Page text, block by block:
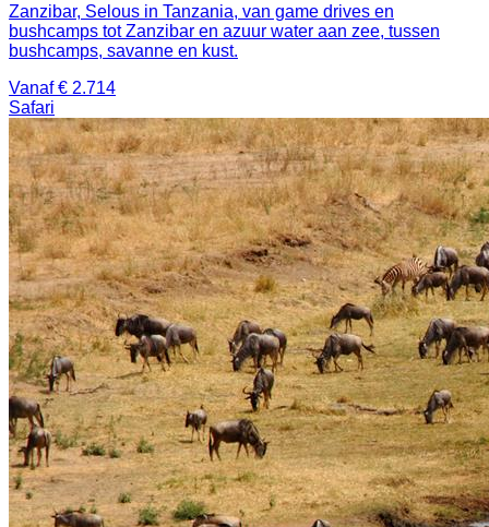
Zanzibar, Selous in Tanzania, van game drives en
bushcamps tot Zanzibar en azuur water aan zee, tussen
bushcamps, savanne en kust.
Vanaf € 2.714
Safari